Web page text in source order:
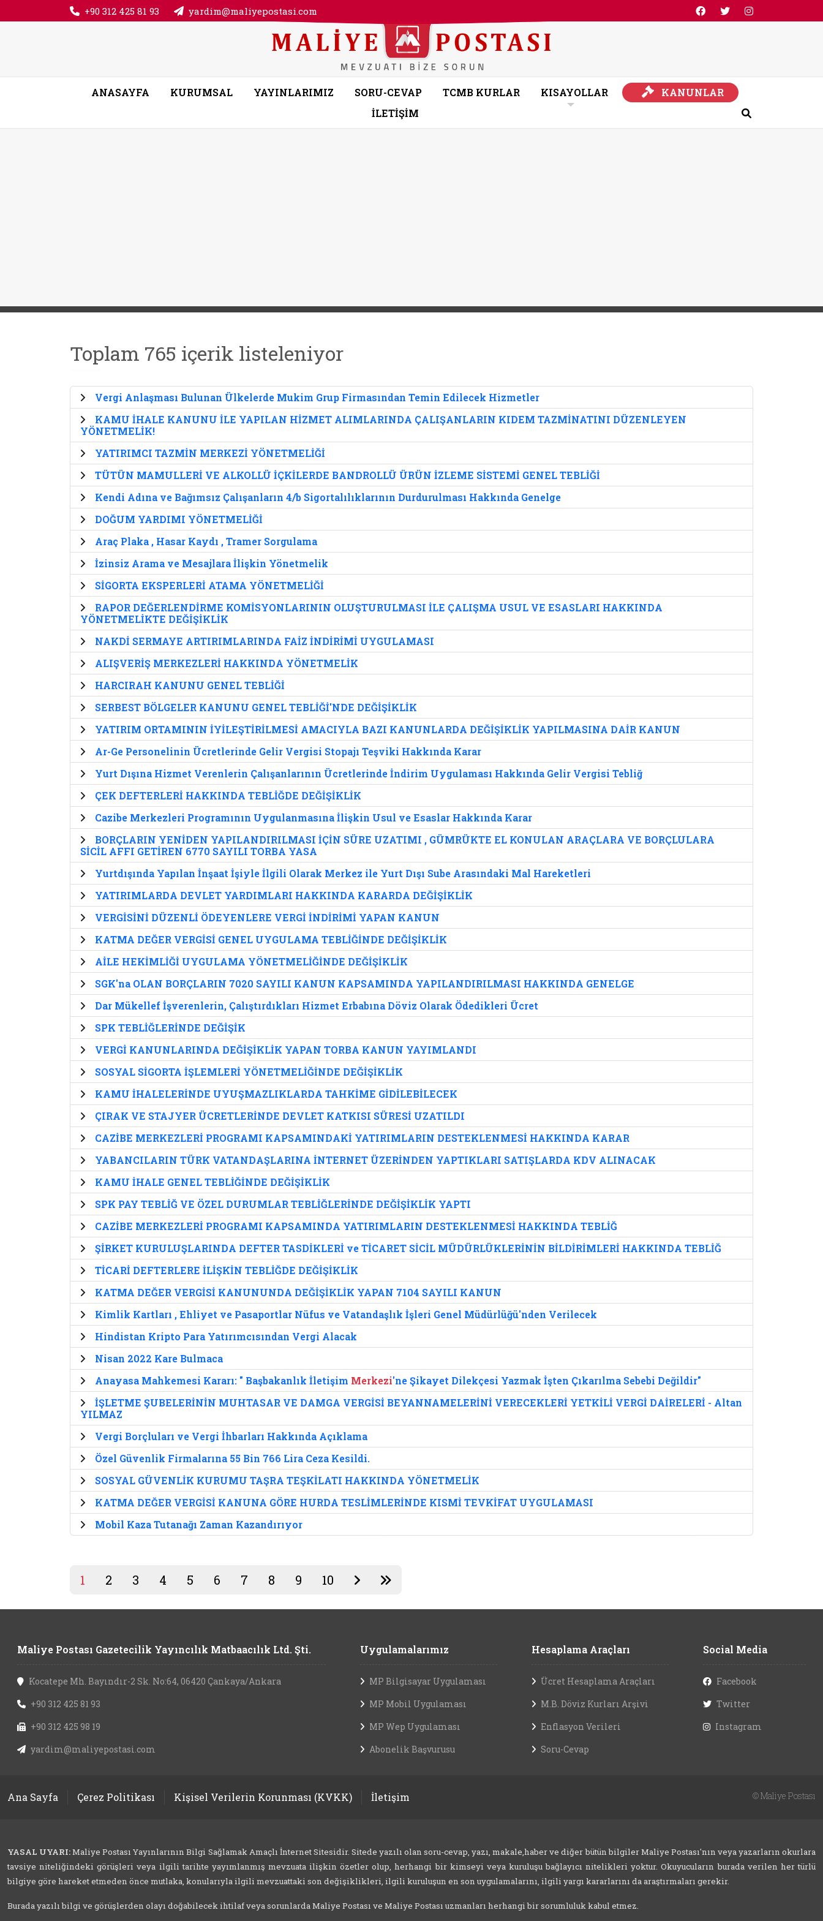
+90 312 425 81 93 yardim@maliyepostasi.com
ANASAYFA KURUMSAL YAYINLARIMIZ SORU-CEVAP TCMB KURLAR KISAYOLLAR KANUNLAR
KANUNLAR
İLETİŞİM
Toplam 765 içerik listeleniyor
Vergi Anlaşması Bulunan Ülkelerde Mukim Grup Firmasından Temin Edilecek Hizmetler
KAMU İHALE KANUNU İLE YAPILAN HİZMET ALIMLARINDA ÇALIŞANLARIN KIDEM TAZMİNATINI DÜZENLEYEN
YÖNETMELİK!
YATIRIMCI TAZMİN MERKEZİ YÖNETMELİĞİ
TÜTÜN MAMULLERİ VE ALKOLLÜ İÇKİLERDE BANDROLLÜ ÜRÜN İZLEME SİSTEMİ GENEL TEBLİĞİ
Kendi Adına ve Bağımsız Çalışanların 4/b Sigortalılıklarının Durdurulması Hakkında Genelge
DOĞUM YARDIMI YÖNETMELİĞİ
Araç Plaka , Hasar Kaydı , Tramer Sorgulama
İzinsiz Arama ve Mesajlara İlişkin Yönetmelik
SİGORTA EKSPERLERİ ATAMA YÖNETMELİĞİ
RAPOR DEĞERLENDİRME KOMİSYONLARININ OLUŞTURULMASI İLE ÇALIŞMA USUL VE ESASLARI HAKKINDA
YÖNETMELİKTE DEĞİŞİKLİK
NAKDİ SERMAYE ARTIRIMLARINDA FAİZ İNDİRİMİ UYGULAMASI
ALIŞVERİŞ MERKEZLERİ HAKKINDA YÖNETMELİK
HARCIRAH KANUNU GENEL TEBLİĞİ
SERBEST BÖLGELER KANUNU GENEL TEBLİĞİ'NDE DEĞİŞİKLİK
YATIRIM ORTAMININ İYİLEŞTİRİLMESİ AMACIYLA BAZI KANUNLARDA DEĞİŞİKLİK YAPILMASINA DAİR KANUN
Ar-Ge Personelinin Ücretlerinde Gelir Vergisi Stopajı Teşviki Hakkında Karar
Yurt Dışına Hizmet Verenlerin Çalışanlarının Ücretlerinde İndirim Uygulaması Hakkında Gelir Vergisi Tebliğ
ÇEK DEFTERLERİ HAKKINDA TEBLİĞDE DEĞİŞİKLİK
Cazibe Merkezleri Programının Uygulanmasına İlişkin Usul ve Esaslar Hakkında Karar
BORÇLARIN YENİDEN YAPILANDIRILMASI İÇİN SÜRE UZATIMI , GÜMRÜKTE EL KONULAN ARAÇLARA VE BORÇLULARA
SİCİL AFFI GETİREN 6770 SAYILI TORBA YASA
Yurtdışında Yapılan İnşaat İşiyle İlgili Olarak Merkez ile Yurt Dışı Sube Arasındaki Mal Hareketleri
YATIRIMLARDA DEVLET YARDIMLARI HAKKINDA KARARDA DEĞİŞİKLİK
VERGİSİNİ DÜZENLİ ÖDEYENLERE VERGİ İNDİRİMİ YAPAN KANUN
KATMA DEĞER VERGİSİ GENEL UYGULAMA TEBLİĞİNDE DEĞİŞİKLİK
AİLE HEKİMLİĞİ UYGULAMA YÖNETMELİĞİNDE DEĞİŞİKLİK
SGK'na OLAN BORÇLARIN 7020 SAYILI KANUN KAPSAMINDA YAPILANDIRILMASI HAKKINDA GENELGE
Dar Mükellef İşverenlerin, Çalıştırdıkları Hizmet Erbabına Döviz Olarak Ödedikleri Ücret
SPK TEBLİĞLERİNDE DEĞİŞİK
VERGİ KANUNLARINDA DEĞİŞİKLİK YAPAN TORBA KANUN YAYIMLANDI
SOSYAL SİGORTA İŞLEMLERİ YÖNETMELİĞİNDE DEĞİŞİKLİK
KAMU İHALELERİNDE UYUŞMAZLIKLARDA TAHKİME GİDİLEBİLECEK
ÇIRAK VE STAJYER ÜCRETLERİNDE DEVLET KATKISI SÜRESİ UZATILDI
CAZİBE MERKEZLERİ PROGRAMI KAPSAMINDAKİ YATIRIMLARIN DESTEKLENMESİ HAKKINDA KARAR
YABANCILARIN TÜRK VATANDAŞLARINA İNTERNET ÜZERİNDEN YAPTIKLARI SATIŞLARDA KDV ALINACAK
KAMU İHALE GENEL TEBLİĞİNDE DEĞİŞİKLİK
SPK PAY TEBLİĞ VE ÖZEL DURUMLAR TEBLİĞLERİNDE DEĞİŞİKLİK YAPTI
CAZİBE MERKEZLERİ PROGRAMI KAPSAMINDA YATIRIMLARIN DESTEKLENMESİ HAKKINDA TEBLİĞ
ŞİRKET KURULUŞLARINDA DEFTER TASDİKLERİ ve TİCARET SİCİL MÜDÜRLÜKLERİNİN BİLDİRİMLERİ HAKKINDA TEBLİĞ
TİCARİ DEFTERLERE İLİŞKİN TEBLİĞDE DEĞİŞİKLİK
KATMA DEĞER VERGİSİ KANUNUNDA DEĞİŞİKLİK YAPAN 7104 SAYILI KANUN
Kimlik Kartları , Ehliyet ve Pasaportlar Nüfus ve Vatandaşlık İşleri Genel Müdürlüğü'nden Verilecek
Hindistan Kripto Para Yatırımcısından Vergi Alacak
Nisan 2022 Kare Bulmaca
Anayasa Mahkemesi Kararı: " Başbakanlık İletişim Merkezi'ne Şikayet Dilekçesi Yazmak İşten Çıkarılma Sebebi Değildir"
İŞLETME ŞUBELERİNİN MUHTASAR VE DAMGA VERGİSİ BEYANNAMELERİNİ VERECEKLERİ YETKİLİ VERGİ DAİRELERİ - Altan
YILMAZ
Vergi Borçluları ve Vergi İhbarları Hakkında Açıklama
Özel Güvenlik Firmalarına 55 Bin 766 Lira Ceza Kesildi.
SOSYAL GÜVENLİK KURUMU TAŞRA TEŞKİLATI HAKKINDA YÖNETMELİK
KATMA DEĞER VERGİSİ KANUNA GÖRE HURDA TESLİMLERİNDE KISMİ TEVKİFAT UYGULAMASI
Mobil Kaza Tutanağı Zaman Kazandırıyor
1 2 3 4 5 6 7 8 9 10
Maliye Postası Gazetecilik Yayıncılık Matbaacılık Ltd. Şti.
Kocatepe Mh. Bayındır-2 Sk. No:64, 06420 Çankaya/Ankara
+90 312 425 81 93
+90 312 425 98 19
yardim@maliyepostasi.com
Uygulamalarımız
MP Bilgisayar Uygulaması
MP Mobil Uygulaması
MP Wep Uygulaması
Abonelik Başvurusu
Hesaplama Araçları
Ücret Hesaplama Araçları
M.B. Döviz Kurları Arşivi
Enflasyon Verileri
Soru-Cevap
Social Media
Facebook
Twitter
Instagram
Ana Sayfa Çerez Politikası Kişisel Verilerin Korunması (KVKK) İletişim ©Maliye Postası
YASAL UYARI:Maliye Postası Yayınlarının Bilgi Sağlamak Amaçlı İnternet Sitesidir. Sitede yazılı olan soru-cevap, yazı, makale,haber ve diğer bütün bilgiler Maliye Postası'nın veya yazarların okurlara
tavsiye niteliğindeki görüşleri veya ilgili tarihte yayımlanmış mevzuata ilişkin özetler olup, herhangi bir kimseyi veya kuruluşu bağlayıcı nitelikleri yoktur. Okuyucuların burada verilen her türlü
bilgiye göre hareket etmeden önce mutlaka, konularıyla ilgili mevzuattaki son değişiklikleri, ilgili kuruluşun en son uygulamalarını, ilgili yargı kararlarını da araştırmaları gerekir.
Burada yazılı bilgi ve görüşlerden olayı doğabilecek ihtilaf veya sorunlarda Maliye Postası ve Maliye Postası uzmanları herhangi bir sorumluluk kabul etmez.